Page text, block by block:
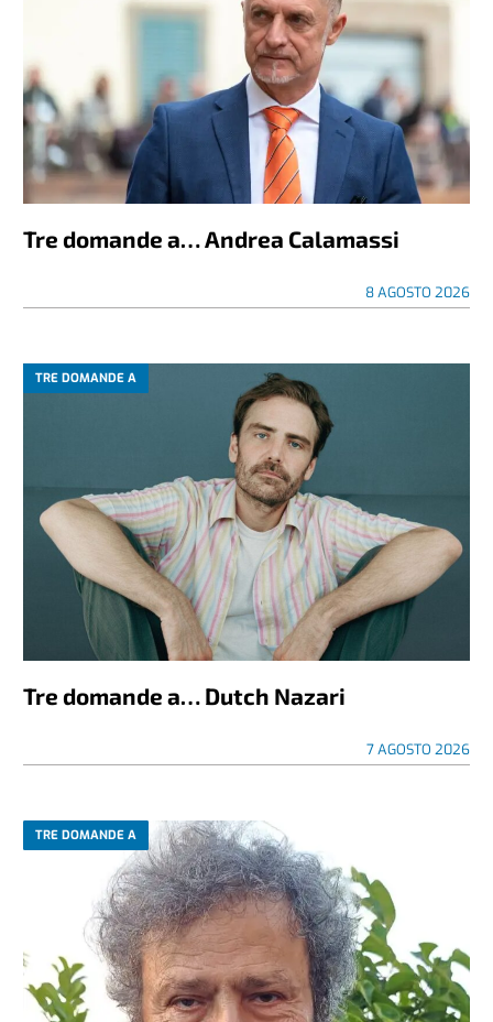
Tre domande a… Andrea Calamassi
8 AGOSTO 2026
TRE DOMANDE A
Tre domande a… Dutch Nazari
7 AGOSTO 2026
TRE DOMANDE A